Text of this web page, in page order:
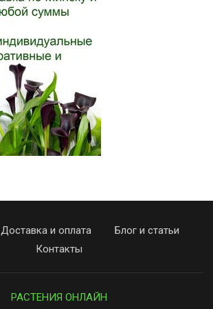
Доставка и оплата
Блог и статьи
Контакты
РАСТЕНИЯ ОНЛАЙН